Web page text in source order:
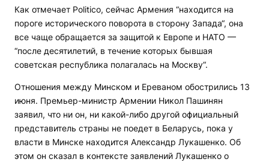
Как отмечает Politico, сейчас Армения “находится на
пороге исторического поворота в сторону Запада“, она
все чаще обращается за защитой к Европе и НАТО —
“после десятилетий, в течение которых бывшая
советская республика полагалась на Москву“.
Отношения между Минском и Ереваном обострились 13
июня. Премьер-министр Армении Никол Пашинян
заявил, что ни он, ни какой-либо другой официальный
представитель страны не поедет в Беларусь, пока у
власти в Минске находится Александр Лукашенко. Об
этом он сказал в контексте заявлений Лукашенко о